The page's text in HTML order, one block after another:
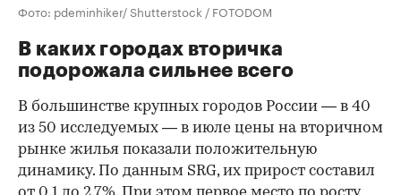
Фото: pdeminhiker/ Shutterstock / FOTODOM
В каких городах вторичка
подорожала сильнее всего
В большинстве крупных городов России — в 40
из 50 исследуемых — в июле цены на вторичном
рынке жилья показали положительную
динамику. По данным SRG, их прирост составил